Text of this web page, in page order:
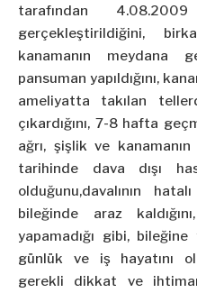
tarafından
gerçekleştirildiğini,
kanamanın meydana
pansuman yapıldığını,
ameliyatta takılan
çıkardığını, 7-8 hafta
ağrı, şişlik ve
tarihinde dava dışı
olduğunu,davalının
bileğinde araz
yapamadığı gibi,
günlük ve iş hayatını
gerekli dikkat ve